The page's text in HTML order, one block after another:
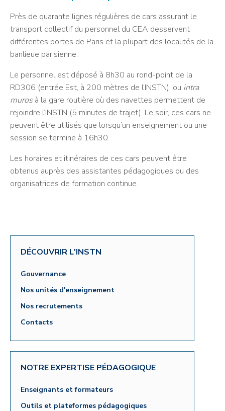
DÉCOUVRIR L'INSTN
Gouvernance
Nos unités d'enseignement
Nos recrutements
Contacts
NOTRE EXPERTISE PÉDAGOGIQUE
Enseignants et formateurs
Outils et plateformes pédagogiques
Près de quarante lignes régulières de cars assurant le
transport collectif du personnel du CEA desservent
différentes portes de Paris et la plupart des localités de la
banlieue parisienne.
Le personnel est déposé à 8h30 au rond-point de la
RD306 (entrée Est, à 200 mètres de l’INSTN), ou intra
muros à la gare routière où des navettes permettent de
rejoindre l’INSTN (5 minutes de trajet). Le soir, ces cars ne
peuvent être utilisés que lorsqu’un enseignement ou une
session se termine à 16h30.
Les horaires et itinéraires de ces cars peuvent être
obtenus auprès des assistantes pédagogiques ou des
organisatrices de formation continue.